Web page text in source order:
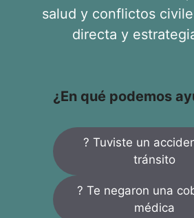
salud y conflictos
directa y
¿En qué podemos
? Tuviste un
tránsito
? Te negaron una
médica